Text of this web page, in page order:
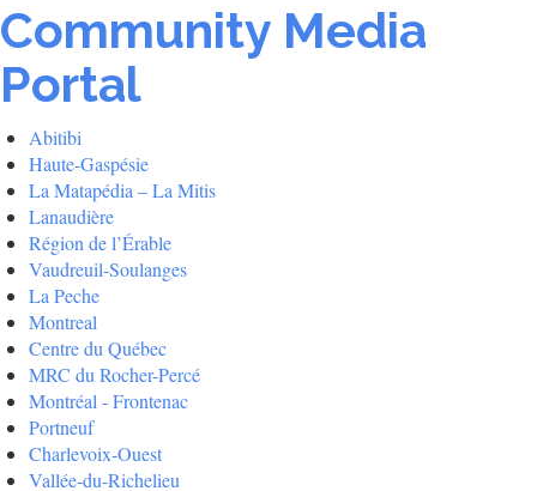
Community Media
Portal
Abitibi
Haute-Gaspésie
La Matapédia – La Mitis
Lanaudière
Région de l’Érable
Vaudreuil-Soulanges
La Peche
Montreal
Centre du Québec
MRC du Rocher-Percé
Montréal - Frontenac
Portneuf
Charlevoix-Ouest
Vallée-du-Richelieu